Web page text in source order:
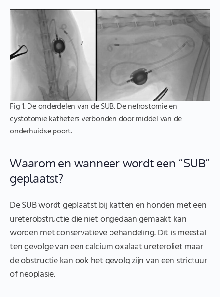
Fig 1. De onderdelen van de SUB. De nefrostomie en
cystotomie katheters verbonden door middel van de
onderhuidse poort.
Waarom en wanneer wordt een “SUB”
geplaatst?
De SUB wordt geplaatst bij katten en honden met een
ureterobstructie die niet ongedaan gemaakt kan
worden met conservatieve behandeling. Dit is meestal
ten gevolge van een calcium oxalaat ureteroliet maar
de obstructie kan ook het gevolg zijn van een strictuur
of neoplasie.